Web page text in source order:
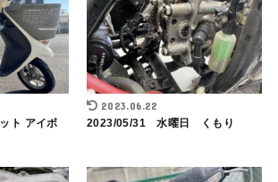
ト アイボ
2023.06.22
2023/05/31 水曜日 くもり